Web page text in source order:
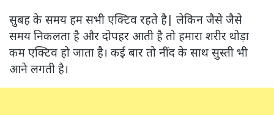
सुबह के समय हम सभी एक्टिव रहते है| लेकिन जैसे जैसे
समय निकलता है और दोपहर आती है तो हमारा शरीर थोड़ा
कम एक्टिव हो जाता है। कई बार तो नींद के साथ सुस्ती भी
आने लगती है।